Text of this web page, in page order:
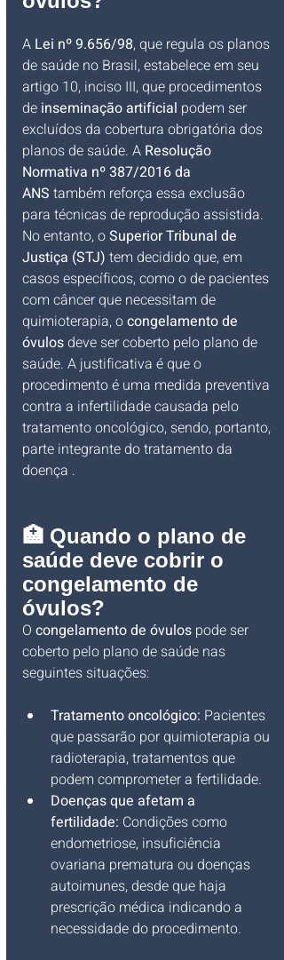
A Lei nº 9.656/98, que regula os planos
de saúde no Brasil, estabelece em seu
artigo 10, inciso III, que procedimentos
de inseminação artificial podem ser
excluídos da cobertura obrigatória dos
planos de saúde. A Resolução
Normativa nº 387/2016 da
ANS também reforça essa exclusão
para técnicas de reprodução assistida.
No entanto, o Superior Tribunal de
Justiça (STJ) tem decidido que, em
casos específicos, como o de pacientes
com câncer que necessitam de
quimioterapia, o congelamento de
óvulos deve ser coberto pelo plano de
saúde. A justificativa é que o
procedimento é uma medida preventiva
contra a infertilidade causada pelo
tratamento oncológico, sendo, portanto,
parte integrante do tratamento da
doença .
🏥 Quando o plano de
saúde deve cobrir o
congelamento de
óvulos?
O congelamento de óvulos pode ser
coberto pelo plano de saúde nas
seguintes situações:
Tratamento oncológico: Pacientes
que passarão por quimioterapia ou
radioterapia, tratamentos que
podem comprometer a fertilidade.
Doenças que afetam a
fertilidade: Condições como
endometriose, insuficiência
ovariana prematura ou doenças
autoimunes, desde que haja
prescrição médica indicando a
necessidade do procedimento.